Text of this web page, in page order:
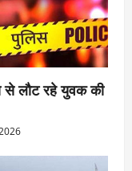
से लौट रहे युवक की